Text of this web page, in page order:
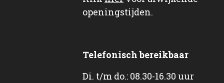
openingstijden.
Telefonisch bereikbaar
Di. t/m do.: 08.30-16.30 uur